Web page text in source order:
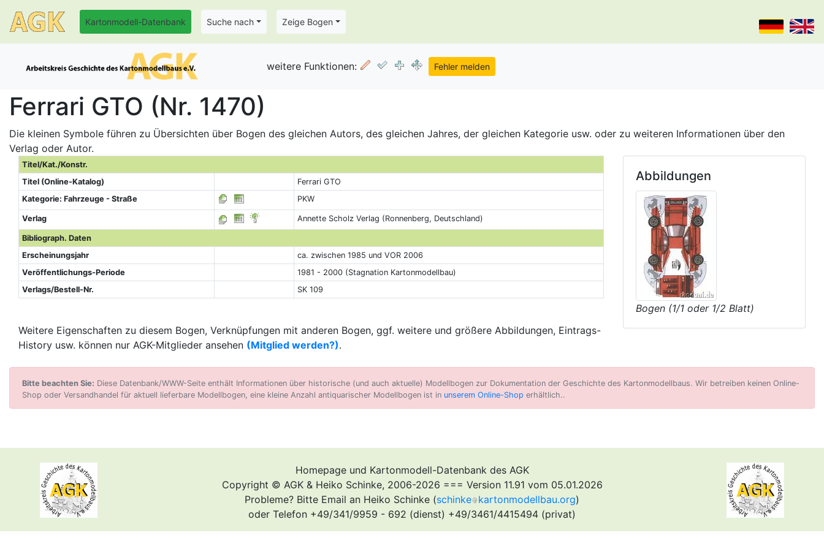
Kartonmodell-Datenbank Suche nach Zeige Bogen
weitere Funktionen:
Ferrari GTO (Nr. 1470)
Die kleinen Symbole führen zu Übersichten über Bogen des gleichen Autors, des gleichen Jahres, der gleichen Kategorie usw. oder zu weiteren Informationen über den
Verlag oder Autor.
Titel/Kat./Konstr.
Titel (Online-Katalog)
Ferrari GTO
Kategorie: Fahrzeuge - Straße
PKW
Verlag Annette Scholz Verlag (Ronnenberg, Deutschland)
Bibliograph. Daten
Erscheinungsjahr
ca. zwischen 1985 und VOR 2006
Veröffentlichungs-Periode
1981 - 2000 (Stagnation Kartonmodellbau)
Verlags/Bestell-Nr.
SK 109
Weitere Eigenschaften zu diesem Bogen, Verknüpfungen mit anderen Bogen, ggf. weitere und größere Abbildungen, Eintrags-
History usw. können nur AGK-Mitglieder ansehen (Mitglied werden?).
Abbildungen
Bogen (1/1 oder 1/2 Blatt)
Bitte beachten Sie: Diese Datenbank/WWW-Seite enthält Informationen über historische (und auch aktuelle) Modellbogen zur Dokumentation der Geschichte des Kartonmodellbaus. Wir betreiben keinen Online-
Shop oder Versandhandel für aktuell lieferbare Modellbogen, eine kleine Anzahl antiquarischer Modellbogen ist in unserem Online-Shop erhältlich..
Homepage und Kartonmodell-Datenbank des AGK
Copyright © AGK & Heiko Schinke, 2006-2026 === Version 11.91 vom 05.01.2026
Probleme? Bitte Email an Heiko Schinke (schinke kartonmodellbau.org)
oder Telefon +49/341/9959 - 692 (dienst) +49/3461/4415494 (privat)